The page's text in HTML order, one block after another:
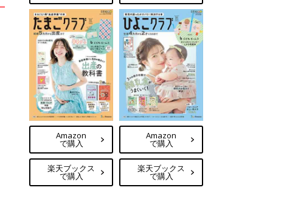
Amazon
で購入
楽天ブックス
で購入
Amazon
で購入
楽天ブックス
で購入